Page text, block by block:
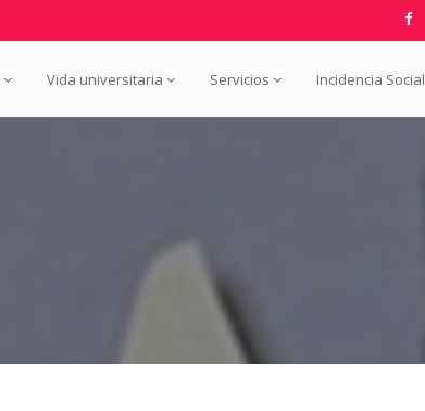
Vida universitaria Servicios Incidencia Social